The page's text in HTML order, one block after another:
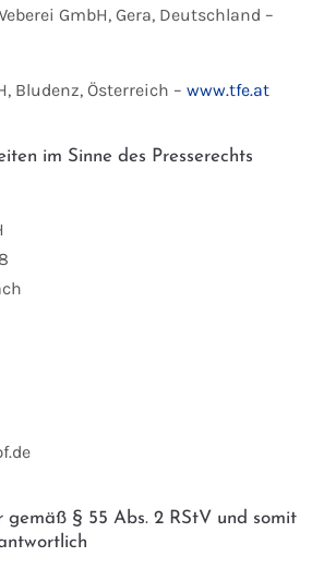
GmbH, Gera, Deutschland –
Bludenz, Österreich – www.tfe.at
im Sinne des Presserechts
gemäß § 55 Abs. 2 RStV und somit